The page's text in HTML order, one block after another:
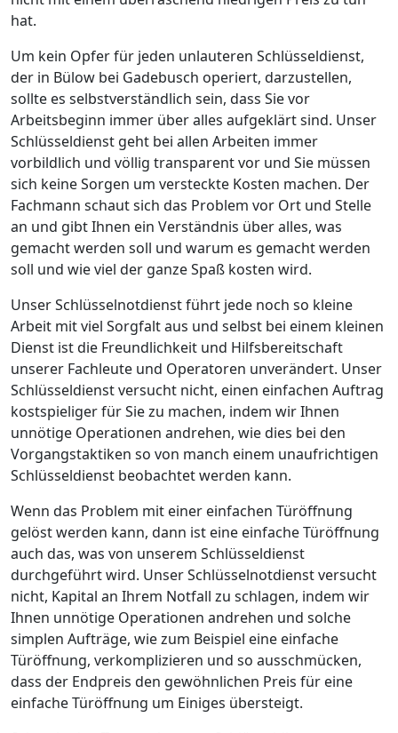
hat.
Um kein Opfer für jeden unlauteren Schlüsseldienst,
der in Bülow bei Gadebusch operiert, darzustellen,
sollte es selbstverständlich sein, dass Sie vor
Arbeitsbeginn immer über alles aufgeklärt sind. Unser
Schlüsseldienst geht bei allen Arbeiten immer
vorbildlich und völlig transparent vor und Sie müssen
sich keine Sorgen um versteckte Kosten machen. Der
Fachmann schaut sich das Problem vor Ort und Stelle
an und gibt Ihnen ein Verständnis über alles, was
gemacht werden soll und warum es gemacht werden
soll und wie viel der ganze Spaß kosten wird.
Unser Schlüsselnotdienst führt jede noch so kleine
Arbeit mit viel Sorgfalt aus und selbst bei einem kleinen
Dienst ist die Freundlichkeit und Hilfsbereitschaft
unserer Fachleute und Operatoren unverändert. Unser
Schlüsseldienst versucht nicht, einen einfachen Auftrag
kostspieliger für Sie zu machen, indem wir Ihnen
unnötige Operationen andrehen, wie dies bei den
Vorgangstaktiken so von manch einem unaufrichtigen
Schlüsseldienst beobachtet werden kann.
Wenn das Problem mit einer einfachen Türöffnung
gelöst werden kann, dann ist eine einfache Türöffnung
auch das, was von unserem Schlüsseldienst
durchgeführt wird. Unser Schlüsselnotdienst versucht
nicht, Kapital an Ihrem Notfall zu schlagen, indem wir
Ihnen unnötige Operationen andrehen und solche
simplen Aufträge, wie zum Beispiel eine einfache
Türöffnung, verkomplizieren und so ausschmücken,
dass der Endpreis den gewöhnlichen Preis für eine
einfache Türöffnung um Einiges übersteigt.